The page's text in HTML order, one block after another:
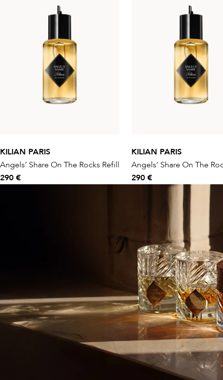
KILIAN PARIS
Angels’ Share On The Rocks Refill
290 €
KILIAN PARIS
Angels’ Share On The
290 €